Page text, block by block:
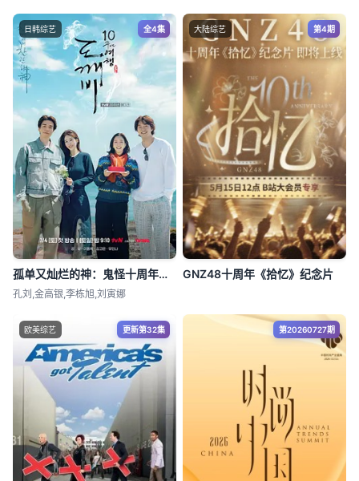
日韩综艺 全4集
孤单又灿烂的神：鬼怪十周年特辑
孔刘,金高银,李栋旭,刘寅娜
大陆综艺 第4期
GNZ48十周年《拾忆》纪念片
欧美综艺 更新第32集 第20260727期